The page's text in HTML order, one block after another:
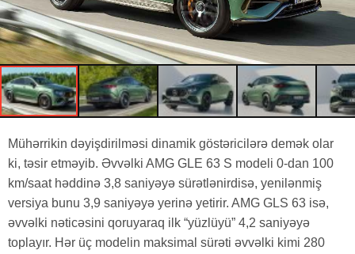
Mühərrikin dəyişdirilməsi dinamik göstəricilərə demək olar
ki, təsir etməyib. Əvvəlki AMG GLE 63 S modeli 0-dan 100
km/saat həddinə 3,8 saniyəyə sürətlənirdisə, yenilənmiş
versiya bunu 3,9 saniyəyə yerinə yetirir. AMG GLS 63 isə,
əvvəlki nəticəsini qoruyaraq ilk “yüzlüyü” 4,2 saniyəyə
toplayır. Hər üç modelin maksimal sürəti əvvəlki kimi 280